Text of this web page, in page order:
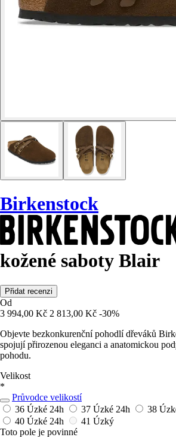
Birkenstock
kožené saboty Blair
Přidat recenzi
Od
3 994,00 Kč 2 813,00 Kč -30%
Objevte bezkonkurenční pohodlí dřeváků
spojují přirozenou eleganci a anatomickou
pohodu.
Velikost
*
Průvodce velikostí
36 Úzké 24h 37 Úzké 24h 38
40 Úzké 24h
41 Úzký
Toto pole je povinné